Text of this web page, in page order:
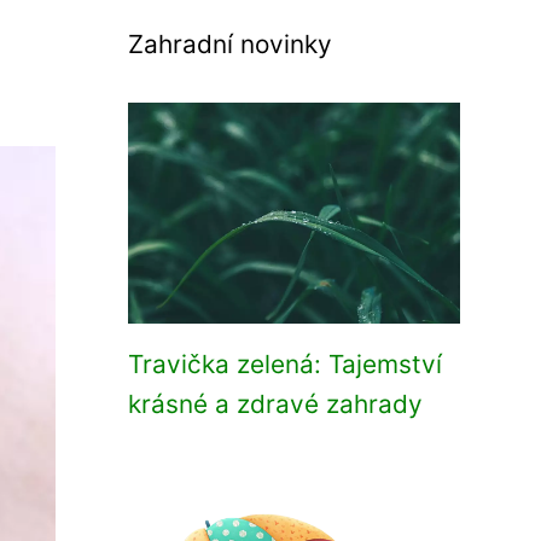
Zahradní novinky
Travička zelená: Tajemství
krásné a zdravé zahrady